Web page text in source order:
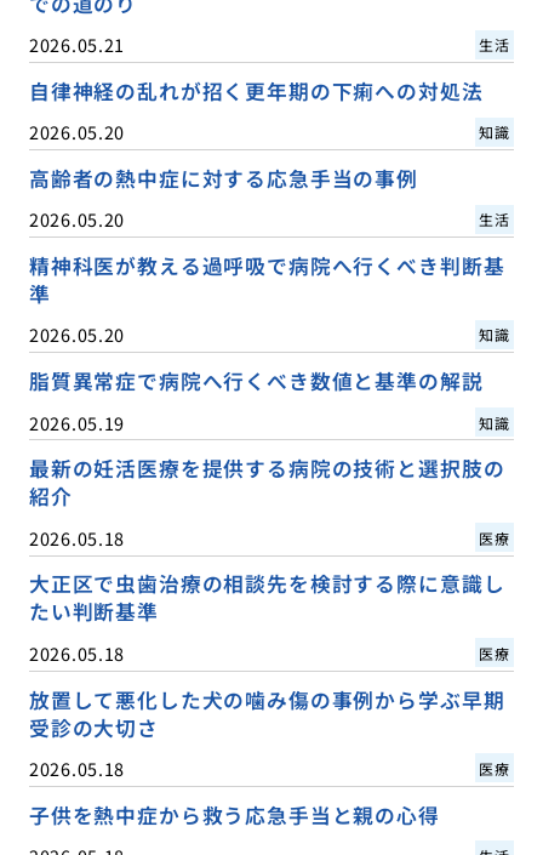
2026.05.21 生活
自律神経の乱れが招く更年期の下痢への対処法
2026.05.20 知識
高齢者の熱中症に対する応急手当の事例
2026.05.20 生活
精神科医が教える過呼吸で病院へ行くべき判断基
準
2026.05.20 知識
脂質異常症で病院へ行くべき数値と基準の解説
2026.05.19 知識
最新の妊活医療を提供する病院の技術と選択肢の
紹介
2026.05.18 医療
大正区で虫歯治療の相談先を検討する際に意識し
たい判断基準
2026.05.18 医療
放置して悪化した犬の噛み傷の事例から学ぶ早期
受診の大切さ
2026.05.18 医療
子供を熱中症から救う応急手当と親の心得